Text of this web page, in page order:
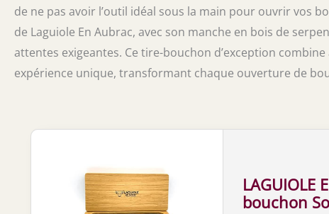
de ne pas avoir l’outil idéal sous la main pour ouvrir vos
de Laguiole En Aubrac, avec son manche en bois de
attentes exigeantes. Ce tire-bouchon d’exception
expérience unique, transformant chaque ouverture de
LAGUIOLE
bouchon